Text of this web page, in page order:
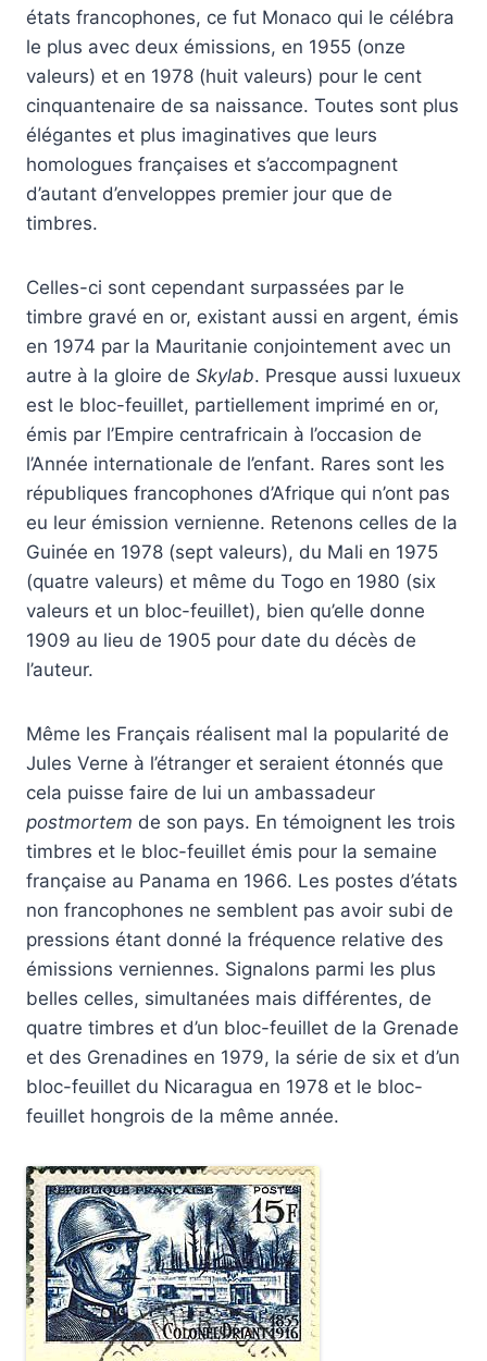
états francophones, ce fut Monaco qui le célébra
le plus avec deux émissions, en 1955 (onze
valeurs) et en 1978 (huit valeurs) pour le cent
cinquantenaire de sa naissance. Toutes sont plus
élégantes et plus imaginatives que leurs
homologues françaises et s’accompagnent
d’autant d’enveloppes premier jour que de
timbres.
Celles-ci sont cependant surpassées par le
timbre gravé en or, existant aussi en argent, émis
en 1974 par la Mauritanie conjointement avec un
autre à la gloire de Skylab. Presque aussi luxueux
est le bloc-feuillet, partiellement imprimé en or,
émis par l’Empire centrafricain à l’occasion de
l’Année internationale de l’enfant. Rares sont les
républiques francophones d’Afrique qui n’ont pas
eu leur émission vernienne. Retenons celles de la
Guinée en 1978 (sept valeurs), du Mali en 1975
(quatre valeurs) et même du Togo en 1980 (six
valeurs et un bloc-feuillet), bien qu’elle donne
1909 au lieu de 1905 pour date du décès de
l’auteur.
Même les Français réalisent mal la popularité de
Jules Verne à l’étranger et seraient étonnés que
cela puisse faire de lui un ambassadeur
postmortem de son pays. En témoignent les trois
timbres et le bloc-feuillet émis pour la semaine
française au Panama en 1966. Les postes d’états
non francophones ne semblent pas avoir subi de
pressions étant donné la fréquence relative des
émissions verniennes. Signalons parmi les plus
belles celles, simultanées mais différentes, de
quatre timbres et d’un bloc-feuillet de la Grenade
et des Grenadines en 1979, la série de six et d’un
bloc-feuillet du Nicaragua en 1978 et le bloc-
feuillet hongrois de la même année.